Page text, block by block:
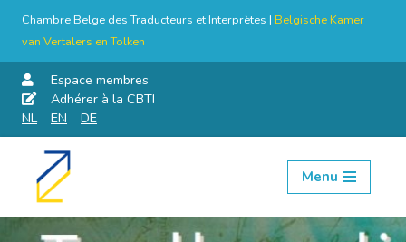
Chambre Belge des Traducteurs et Interprètes | Belgische Kamer
van Vertalers en Tolken
Espace membres
Adhérer à la CBTI
NL
EN DE
Aller
contenu
Menu